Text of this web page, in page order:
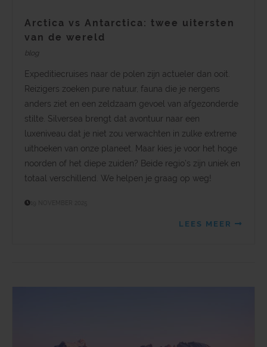
Arctica vs Antarctica: twee uitersten
van de wereld
blog
Expeditiecruises naar de polen zijn actueler dan ooit.
Reizigers zoeken pure natuur, fauna die je nergens
anders ziet en een zeldzaam gevoel van afgezonderde
stilte. Silversea brengt dat avontuur naar een
luxeniveau dat je niet zou verwachten in zulke extreme
uithoeken van onze planeet. Maar kies je voor het hoge
noorden of het diepe zuiden? Beide regio’s zijn uniek en
totaal verschillend. We helpen je graag op weg!
LEES MEER